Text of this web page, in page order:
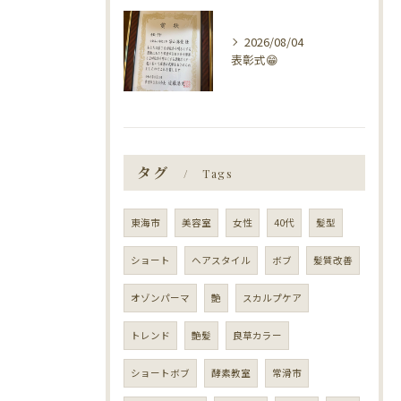
2026/08/04
表彰式😁
タグ Tags
東海市 美容室 女性 40代 髪型
ショート ヘアスタイル ボブ 髪質改善
オゾンパーマ 艶 スカルプケア
トレンド 艶髪 良草カラー
ショートボブ 酵素教室 常滑市